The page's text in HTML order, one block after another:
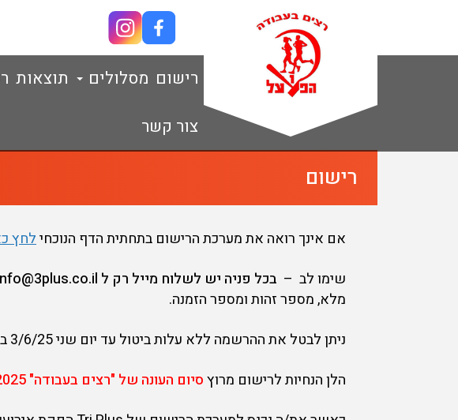
רישום מסלולים תוצאות
צור קשר
רישום
אם אינך רואה את מערכת הרישום בתחתית הדף הנוכחילחץ
שימו לב – בכל פניה יש לשלוח מייל רק ל info@3plus.co.il,
מלא, מספר זהות ומספר הזמנה.
ניתן לבטל את ההרשמה ללא עלות ביטול עד יום שני 3/6/25 בשעה 10:00 בבוקר.
הלן הנחיות לרישום מרוץסיום העונה של "רצים בעבודה" 2024-2025